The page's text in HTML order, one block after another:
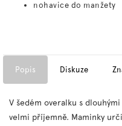
nohavice do manžety
Popis Diskuze
V šedém overalku s
velmi příjemně. Maminky